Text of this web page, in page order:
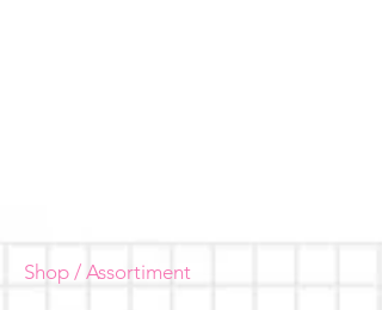
Shop / Assortiment